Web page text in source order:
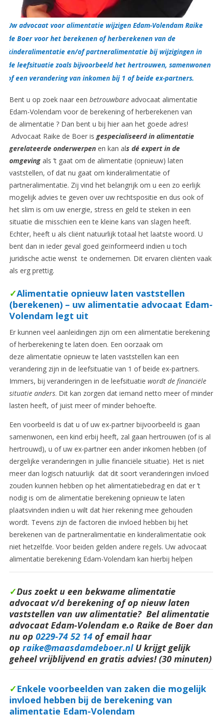
Uw advocaat voor alimentatie wijzigen Edam-Volendam Raike
de Boer voor het berekenen of herberekenen van de
kinderalimentatie en/of partneralimentatie bij wijzigingen in
de leefsituatie zoals bijvoorbeeld het hertrouwen, samenwonen
of een verandering van inkomen bij 1 of beide ex-partners.
Bent u op zoek naar een betrouwbareadvocaat alimentatie
Edam-Volendam voor de berekening of herberekenen van
de alimentatie ? Dan bent u bij hier aan het goede adres!
Advocaat Raike de Boer is gespecialiseerd in alimentatie
gerelateerde onderwerpenen kan als dé expert in de
omgeving als ’t gaat om de alimentatie (opnieuw) laten
vaststellen, of dat nu gaat om kinderalimentatie of
partneralimentatie. Zij vind het belangrijk om u een zo eerlijk
mogelijk advies te geven over uw rechtspositie en dus ook of
het slim is om uw energie, stress en geld te steken in een
situatie die misschien een te kleine kans van slagen heeft.
Echter, heeft u als cliënt natuurlijk totaal het laatste woord. U
bent dan in ieder geval goed geïnformeerd indien u toch
juridische actie wenst te ondernemen. Dit ervaren cliënten vaak
als erg prettig.
✓Alimentatie opnieuw laten vaststellen
(berekenen) – uw alimentatie advocaat Edam-
Volendam legt uit
Er kunnen veel aanleidingen zijn om een alimentatie berekening
of herberekening te laten doen. Een oorzaak om
deze alimentatie opnieuw te laten vaststellen kan een
verandering zijn in de leefsituatie van 1 of beide ex-partners.
Immers, bij veranderingen in de leefsituatie wordt de financiële
situatie anders. Dit kan zorgen dat iemand netto meer of minder
lasten heeft, of juist meer of minder behoefte.
Een voorbeeld is dat u of uw ex-partner bijvoorbeeld is gaan
samenwonen, een kind erbij heeft, zal gaan hertrouwen (of is al
hertrouwd), u of uw ex-partner een ander inkomen hebben (of
dergelijke veranderingen in jullie financiële situatie). Het is niet
meer dan logisch natuurlijk dat dit soort veranderingen invloed
zouden kunnen hebben op het alimentatiebedrag en dat er ’t
nodig is om de alimentatie berekening opnieuw te laten
plaatsvinden indien u wilt dat hier rekening mee gehouden
wordt. Tevens zijn de factoren die invloed hebben bij het
berekenen van de partneralimentatie en kinderalimentatie ook
niet hetzelfde. Voor beiden gelden andere regels. Uw advocaat
alimentatie berekening Edam-Volendam kan hierbij helpen
✓Dus zoekt u een bekwame alimentatie
advocaat v/d berekening of op nieuw laten
vaststellen van uw alimentatie? Bel alimentatie
advocaat Edam-Volendam e.o Raike de Boer dan
nu op 0229-74 52 14 of email haar
op raike@maasdamdeboer.nl U krijgt gelijk
geheel vrijblijvend en gratis advies! (30 minuten)
✓Enkele voorbeelden van zaken die mogelijk
invloed hebben bij de berekening van
alimentatie Edam-Volendam